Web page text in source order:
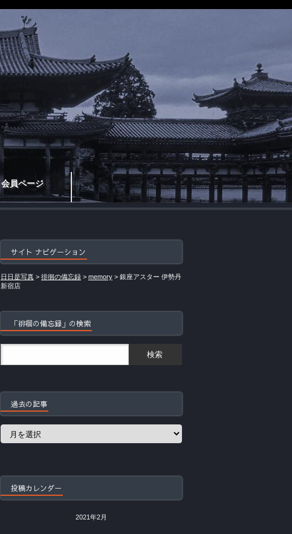
会員ページ
サイト ナビゲーション
日日是写真 > 徘徊の備忘録 > memory > 銀座アスター 伊勢丹
新宿店
「徘徊の備忘録」の検索
過去の記事
過
投稿カレンダー
2021年2月